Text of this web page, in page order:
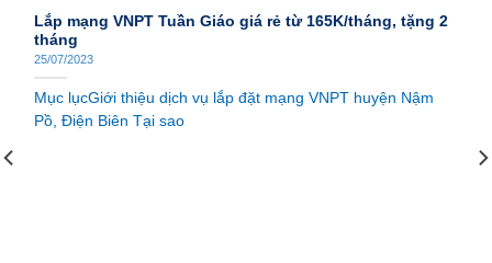
Lắp mạng VNPT Tuần Giáo giá rẻ từ 165K/tháng, tặng 2
tháng
25/07/2023
Mục lụcGiới thiệu dịch vụ lắp đặt mạng VNPT huyện Nậm
Pồ, Điện Biên Tại sao